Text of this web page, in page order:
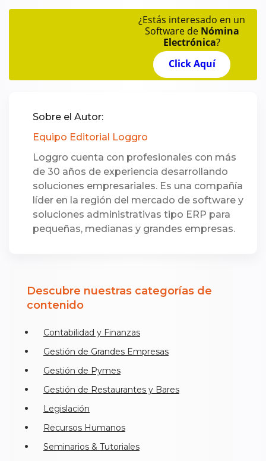
¿Estás interesado en un
Software de Nómina
Electrónica?
Click Aquí
Sobre el Autor:
Equipo Editorial Loggro
Loggro cuenta con profesionales con más
de 30 años de experiencia desarrollando
soluciones empresariales. Es una compañía
líder en la región del mercado de software y
soluciones administrativas tipo ERP para
pequeñas, medianas y grandes empresas.
Descubre nuestras categorías de
contenido
Contabilidad y Finanzas
Gestión de Grandes Empresas
Gestión de Pymes
Gestión de Restaurantes y Bares
Legislación
Recursos Humanos
Seminarios & Tutoriales